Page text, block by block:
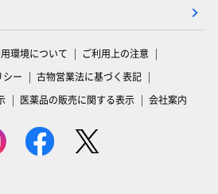
環境について
ご利用上の注意
シー
古物営業法に基づく表記
医薬品の販売に関する表示 会社案内